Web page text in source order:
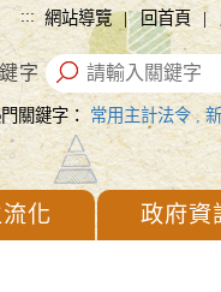
::: 網站導覽 | 回首頁 |
字
關鍵字： 常用主計法令,
化 政府資